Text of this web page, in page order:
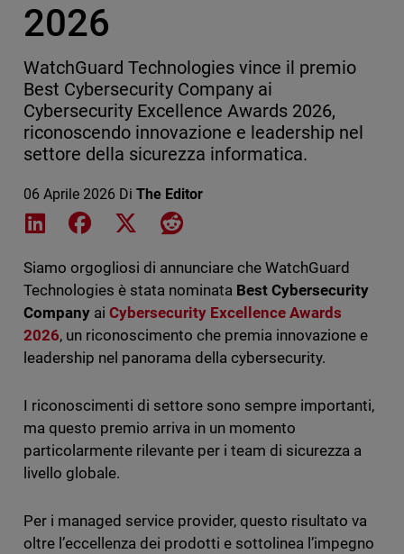
2026
WatchGuard Technologies vince il premio
Best Cybersecurity Company ai
Cybersecurity Excellence Awards 2026,
riconoscendo innovazione e leadership nel
settore della sicurezza informatica.
06 Aprile 2026 Di The Editor
Share on LinkedIn
Share on Facebook
Share on XShare on Reddit
Siamo orgogliosi di annunciare che WatchGuard
Technologies è stata nominata Best Cybersecurity
Companyai Cybersecurity Excellence Awards
2026, un riconoscimento che premia innovazione e
leadership nel panorama della cybersecurity.
I riconoscimenti di settore sono sempre importanti,
ma questo premio arriva in un momento
particolarmente rilevante per i team di sicurezza a
livello globale.
Per i managed service provider, questo risultato va
oltre l’eccellenza dei prodotti e sottolinea l’impegno